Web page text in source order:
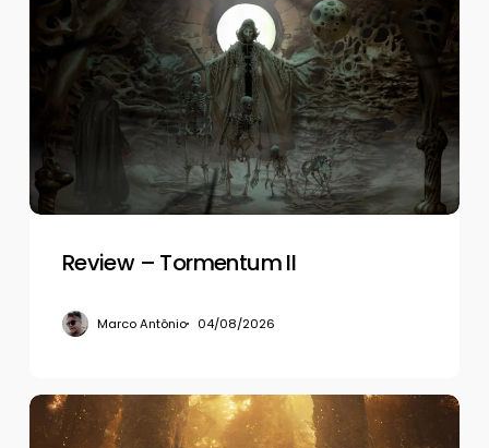
Tormentum
Review – Tormentum II
Marco Antônio 04/08/2026
Review
–